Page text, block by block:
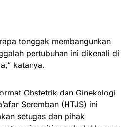
tonggak membangunkan
pertubuhan ini dikenali di
katanya.
Obstetrik dan Ginekologi
Seremban (HTJS) ini
setugas dan pihak